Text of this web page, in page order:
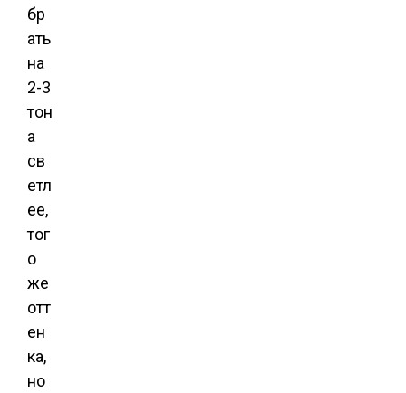
бр
ать
на
2-3
тон
а
св
етл
ее,
тог
о
же
отт
ен
ка,
но